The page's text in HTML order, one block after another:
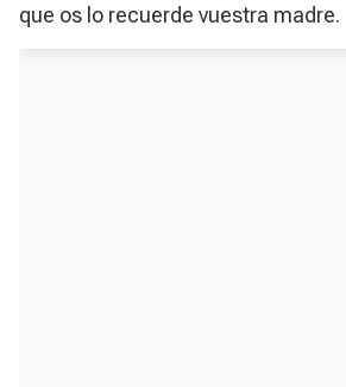
que os lo recuerde vuestra madre.